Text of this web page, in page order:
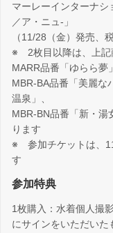
マーレーインターナ
／ア・ニュ-」
（11/28（金）発売、
※ 2枚目以降は、上記
MARR品番「ゆらら夢
MBR-BA品番「美麗な
温泉」、
MBR-BN品番「新・湯
ります
※ 参加チケットは、
す
参加特典
1枚購入：水着個人撮
にサインをいただいた